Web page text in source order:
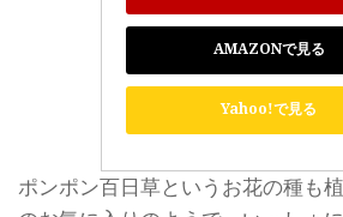
AMAZONで見る
Yahoo!で見る
ポンポン百日草というお花の種も